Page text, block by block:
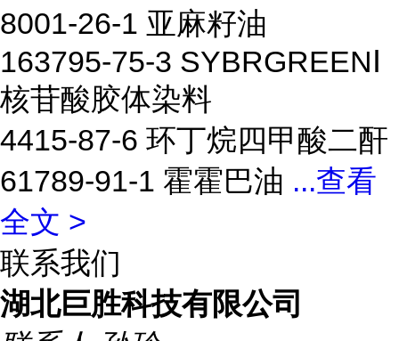
8001-26-1 亚麻籽油
163795-75-3 SYBRGREENⅠ
核苷酸胶体染料
4415-87-6 环丁烷四甲酸二酐
61789-91-1 霍霍巴油 ...查看
全文 >
联系我们
湖北巨胜科技有限公司